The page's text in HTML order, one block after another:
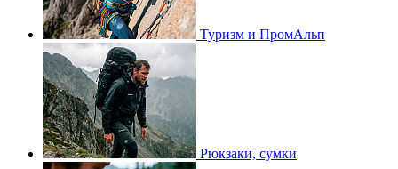
Туризм и ПромАльп
Рюкзаки, сумки